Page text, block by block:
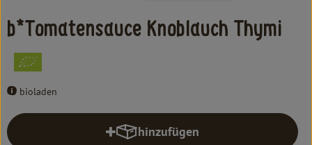
Erleben
b*Tomatensauce Knoblauch Thymi
bioladen
hinzufügen
Produkt zum Warenkorb